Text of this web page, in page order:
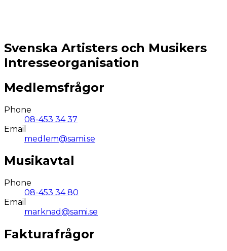
Svenska Artisters och Musikers
Intresseorganisation
Medlemsfrågor
Phone
08-453 34 37
Email
medlem@sami.se
Musikavtal
Phone
08-453 34 80
Email
marknad@sami.se
Fakturafrågor